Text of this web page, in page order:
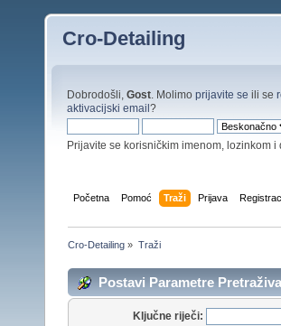
Cro-Detailing
Dobrodošli, Gost . Molimo prijavite se ili se
aktivacijski email?
Prijavite se korisničkim imenom, lozinkom i
Početna Pomoć Traži Prijava
Cro-Detailing » Traži
Postavi Parametre
Ključne riječi: